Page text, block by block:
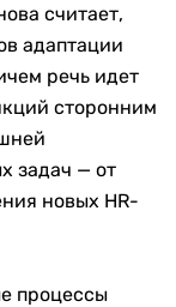
считает,
адаптации
речь идет
сторонним
задач — от
новых HR-
процессы